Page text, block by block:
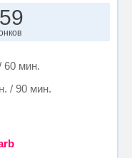
60 мин.
/ 90 мин.